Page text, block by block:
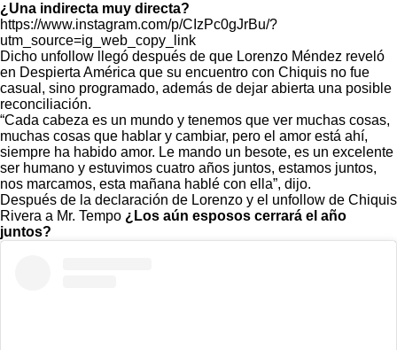
¿Una indirecta muy directa?
https://www.instagram.com/p/CIzPc0gJrBu/?
utm_source=ig_web_copy_link
Dicho unfollow llegó después de que Lorenzo Méndez reveló
en Despierta América que su encuentro con Chiquis no fue
casual, sino programado, además de dejar abierta una posible
reconciliación.
“Cada cabeza es un mundo y tenemos que ver muchas cosas,
muchas cosas que hablar y cambiar, pero el amor está ahí,
siempre ha habido amor. Le mando un besote, es un excelente
ser humano y estuvimos cuatro años juntos, estamos juntos,
nos marcamos, esta mañana hablé con ella”, dijo.
Después de la declaración de Lorenzo y el unfollow de Chiquis
Rivera a Mr. Tempo ¿Los aún esposos cerrará el año
juntos?